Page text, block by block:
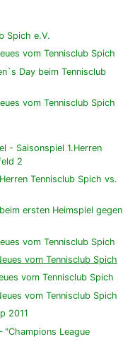
Spich e.V.
vom Tennisclub Spich
Day beim Tennisclub
vom Tennisclub Spich
- Saisonspiel 1.Herren
2
Tennisclub Spich vs.
ersten Heimspiel gegen
vom Tennisclub Spich
vom Tennisclub Spich
vom Tennisclub Spich
vom Tennisclub Spich
2011
"Champions League